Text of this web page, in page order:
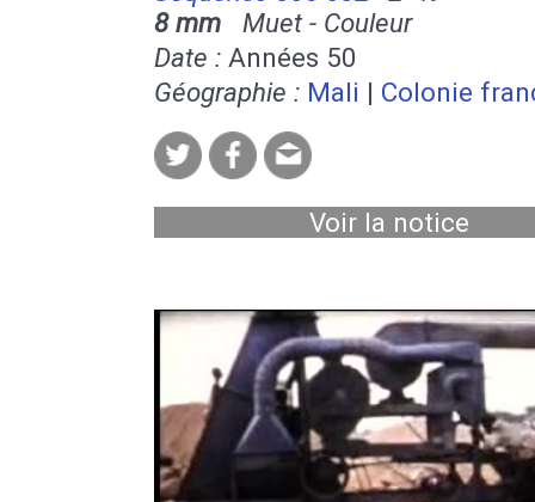
8 mm Muet - Couleur
Date : Années 50
Géographie : Mali | Colonie
Voir la notice